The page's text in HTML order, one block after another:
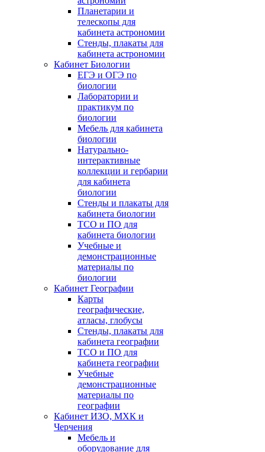
Планетарии и
телескопы для
кабинета астрономии
Стенды, плакаты для
кабинета астрономии
Кабинет Биологии
ЕГЭ и ОГЭ по
биологии
Лаборатории и
практикум по
биологии
Мебель для кабинета
биологии
Натурально-
интерактивные
коллекции и гербарии
для кабинета
биологии
Стенды и плакаты для
кабинета биологии
ТСО и ПО для
кабинета биологии
Учебные и
демонстрационные
материалы по
биологии
Кабинет Географии
Карты
географические,
атласы, глобусы
Стенды, плакаты для
кабинета географии
ТСО и ПО для
кабинета географии
Учебные
демонстрационные
материалы по
географии
Кабинет ИЗО, МХК и
Черчения
Мебель и
оборудование для